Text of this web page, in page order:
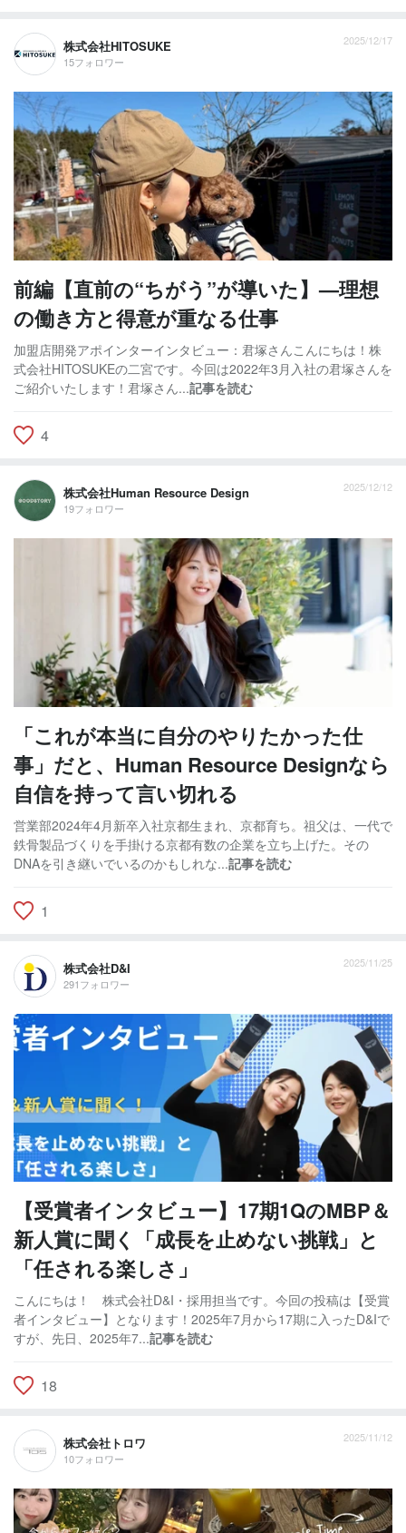
株式会社HITOSUKE
15フォロワー
2025/12/17
前編【直前の“ちがう”が導いた】—理想
の働き方と得意が重なる仕事
加盟店開発アポインターインタビュー：君塚さんこんにちは！株
式会社HITOSUKEの二宮です。今回は2022年3月入社の君塚さんを
ご紹介いたします！君塚さん...記事を読む
4
株式会社Human Resource Design
19フォロワー
2025/12/12
「これが本当に自分のやりたかった仕
事」だと、Human Resource Designなら
自信を持って言い切れる
営業部2024年4月新卒入社京都生まれ、京都育ち。祖父は、一代で
鉄骨製品づくりを手掛ける京都有数の企業を立ち上げた。その
DNAを引き継いでいるのかもしれな...記事を読む
1
株式会社D&I
291フォロワー
2025/11/25
【受賞者インタビュー】17期1QのMBP＆
新人賞に聞く「成長を止めない挑戦」と
「任される楽しさ」
こんにちは！ 株式会社D&I・採用担当です。今回の投稿は【受賞
者インタビュー】となります！2025年7月から17期に入ったD&Iで
すが、先日、2025年7...記事を読む
18
株式会社トロワ
10フォロワー
2025/11/12